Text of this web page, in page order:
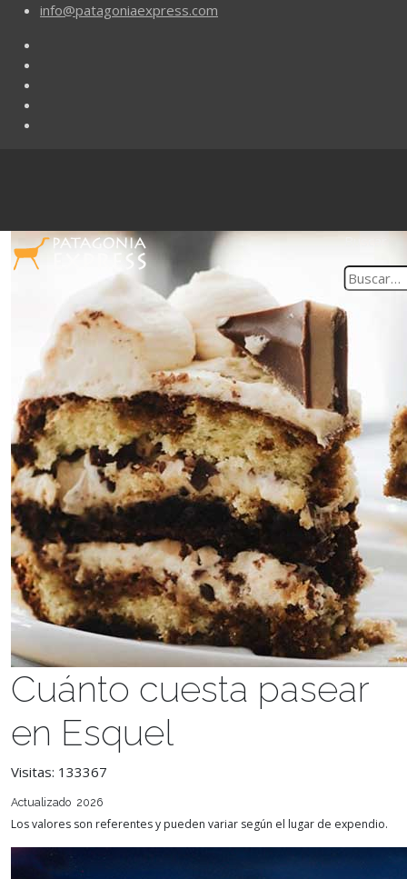
info@patagoniaexpress.com
Buscar
Cuánto cuesta pasear
en Esquel
Visitas: 133367
Actualizado 2026
Los valores son referentes y pueden variar según el lugar de expendio.